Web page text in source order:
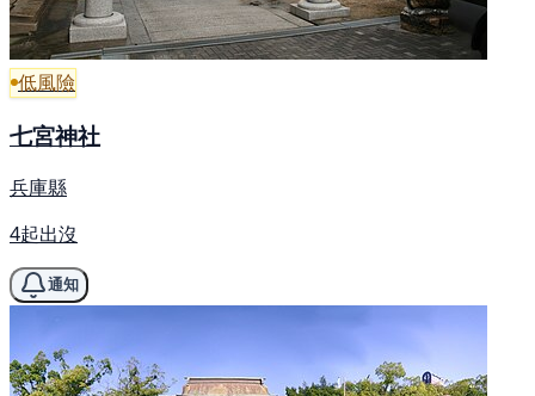
低風險
七宮神社
兵庫縣
4起出沒
通知